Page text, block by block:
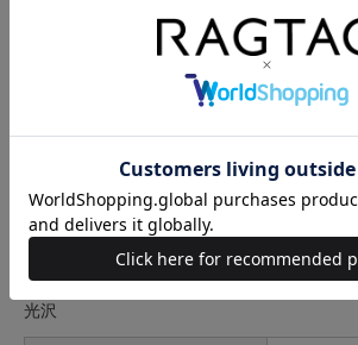
伸縮性
なし
光沢